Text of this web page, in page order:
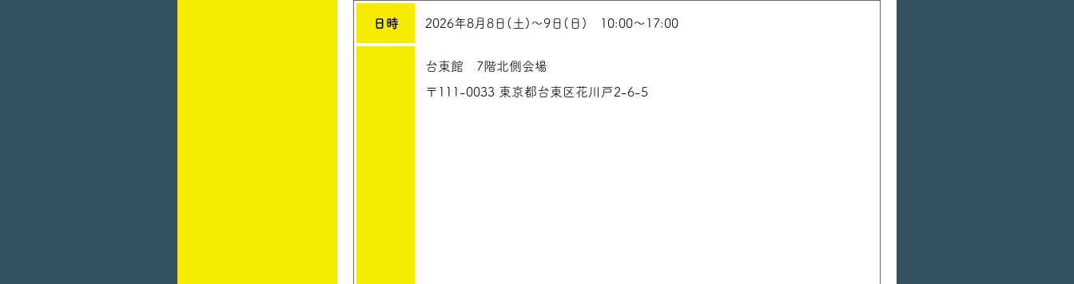
日時 2026年8月8日(土)～9日(日) 10:00～17:00
台東館 7階北側会場
〒111-0033 東京都台東区花川戸2-6-5